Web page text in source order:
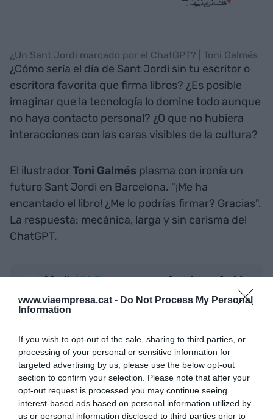
www.viaempresa.cat - Do Not Process My Personal
Information
If you wish to opt-out of the sale, sharing to third parties, or
processing of your personal or sensitive information for
targeted advertising by us, please use the below opt-out
section to confirm your selection. Please note that after your
opt-out request is processed you may continue seeing
interest-based ads based on personal information utilized by
us or personal information disclosed to third parties prior to
¿Un Sant Jordi marcado por el ChatGPT? | Toni Galmés
¿Cómo sería el día de Sant Jordi sin tu escritor o
escritora favorita que firma libros? ¿Es posible
imaginar que la tecnología lo domine todo aunque
no haya contacto personal? ¿O que no hubiera
interacciones con las caras visibles de la cultura?
El ilustradorToni Galmés plasma con ironía un
futuro Sant Jordi en Barcelona. "¡Me ha
encantado el libro! ¿Me lo podrías firmar? Gracias".
La respuesta: mecánica, larga y sin carisma del
ChatGPT.
AñadirVIA Empresacomo fuente preferida
Mantente informado con las últimas noticias de
actualidad